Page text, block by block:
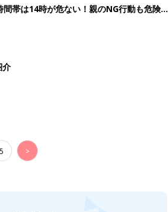
帯は14時が危ない！親のNG行動も危険を
介
5 >